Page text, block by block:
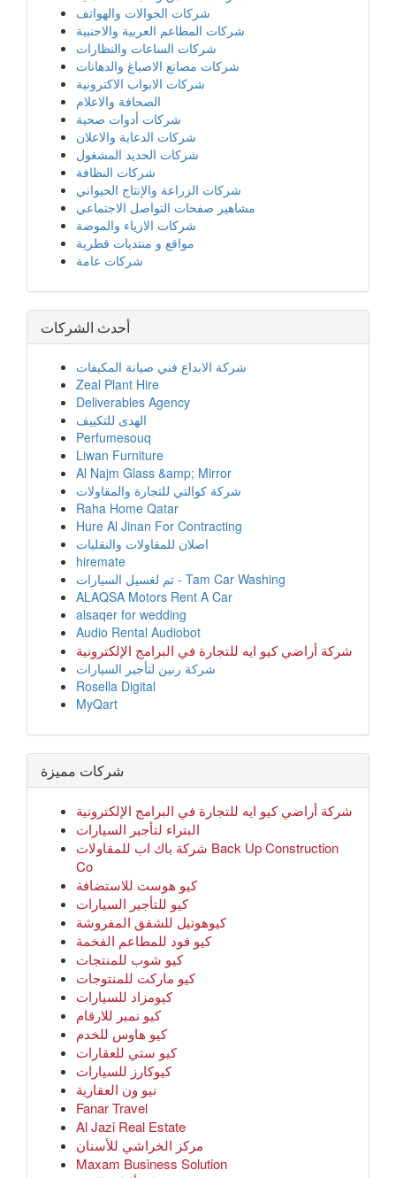
شركات الجوالات والهواتف
شركات المطاعم العربية والاجنبية
شركات الساعات والنظارات
شركات مصانع الاصباغ والدهانات
شركات الابواب الاكترونية
الصحافة والاعلام
شركات أدوات صحية
شركات الدعاية والاعلان
شركات الحديد المشغول
شركات النظافة
شركات الزراعة والإنتاج الحيواني
مشاهير صفحات التواصل الاجتماعي
شركات الازياء والموضة
مواقع و منتديات قطرية
شركات عامة
أحدث الشركات
شركة الابداع فني صيانة المكيفات
Zeal Plant Hire
Deliverables Agency
الهدى للتكييف
Perfumesouq
Liwan Furniture
Al Najm Glass &amp; Mirror
شركة كوالتي للتجارة والمقاولات
Raha Home Qatar
Hure Al Jinan For Contracting
اصلان للمقاولات والنقليات
hiremate
تم لغسيل السيارات - Tam Car Washing
ALAQSA Motors Rent A Car
alsaqer for wedding
Audio Rental Audiobot
شركة أراضي كيو ايه للتجارة في البرامج الإلكترونية
شركة رنين لتأجير السيارات
Rosella Digital
MyQart
شركات مميزة
شركة أراضي كيو ايه للتجارة في البرامج الإلكترونية
البتراء لتأجير السيارات
شركة باك اب للمقاولات Back Up Construction
Co
كيو هوست للاستضافة
كيو للتأجير السيارات
كيوهوتيل للشقق المفروشة
كيو فود للمطاعم الفخمة
كيو شوب للمنتجات
كيو ماركت للمنتوجات
كيومزاد للسيارات
كيو نمبر للارقام
كيو هاوس للخدم
كيو ستي للعقارات
كيوكارز للسيارات
نيو ون العقارية
Fanar Travel
Al Jazi Real Estate
مركز الخراشي للأسنان
Maxam Business Solution